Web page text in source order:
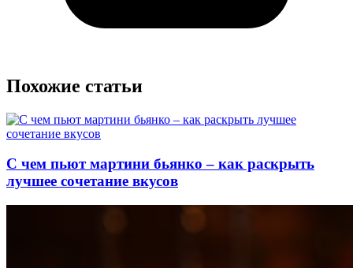
Похожие статьи
С чем пьют мартини бьянко – как раскрыть
лучшее сочетание вкусов